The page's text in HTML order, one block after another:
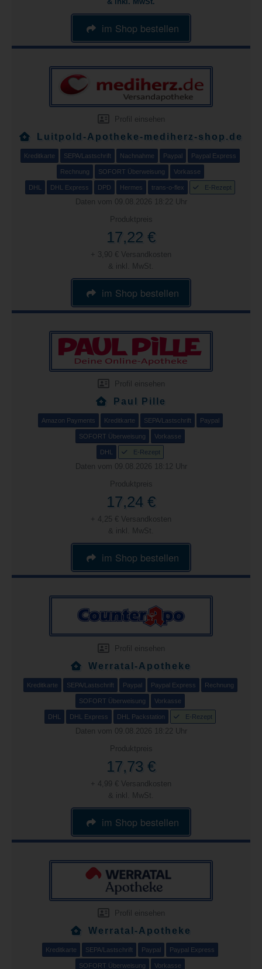
im Shop bestellen
Profil einsehen
Luitpold-Apotheke-mediherz-shop.de
Kreditkarte SEPA/Lastschrift Nachnahme Paypal Paypal Express
Rechnung SOFORT Überweisung Vorkasse
DHL DHL Express DPD Hermes trans-o-flex E-Rezept
Daten vom 09.08.2026 18:22 Uhr
Produktpreis
17,22 €
+ 3,90 € Versandkosten
& inkl. MwSt.
im Shop bestellen
Profil einsehen
Paul Pille
Amazon Payments Kreditkarte SEPA/Lastschrift Paypal
SOFORT Überweisung Vorkasse
DHL E-Rezept
Daten vom 09.08.2026 18:12 Uhr
Produktpreis
17,24 €
+ 4,25 € Versandkosten
& inkl. MwSt.
im Shop bestellen
Profil einsehen
Werratal-Apotheke
Kreditkarte SEPA/Lastschrift Paypal Paypal Express Rechnung
SOFORT Überweisung Vorkasse
DHL DHL Express DHL Packstation E-Rezept
Daten vom 09.08.2026 18:22 Uhr
Produktpreis
17,73 €
+ 4,99 € Versandkosten
& inkl. MwSt.
im Shop bestellen
Profil einsehen
Werratal-Apotheke
Kreditkarte SEPA/Lastschrift Paypal Paypal Express
SOFORT Überweisung Vorkasse